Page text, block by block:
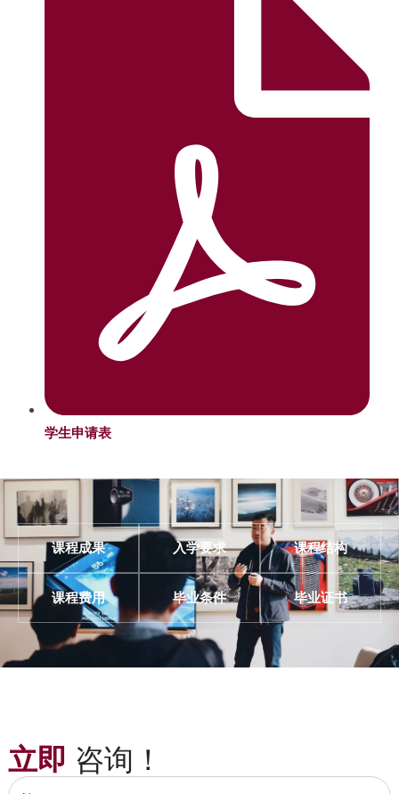
学生申请表
课程成果 入学要求 课程结构
课程费用 毕业条件 毕业证书
立即 咨询！